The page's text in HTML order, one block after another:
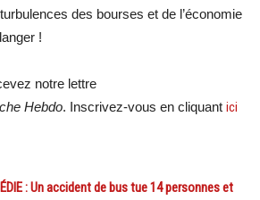
des bourses et de l’économie
!
notre lettre
Hebdo. Inscrivez-vous en cliquant ici
: Un accident de bus tue 14 personnes et